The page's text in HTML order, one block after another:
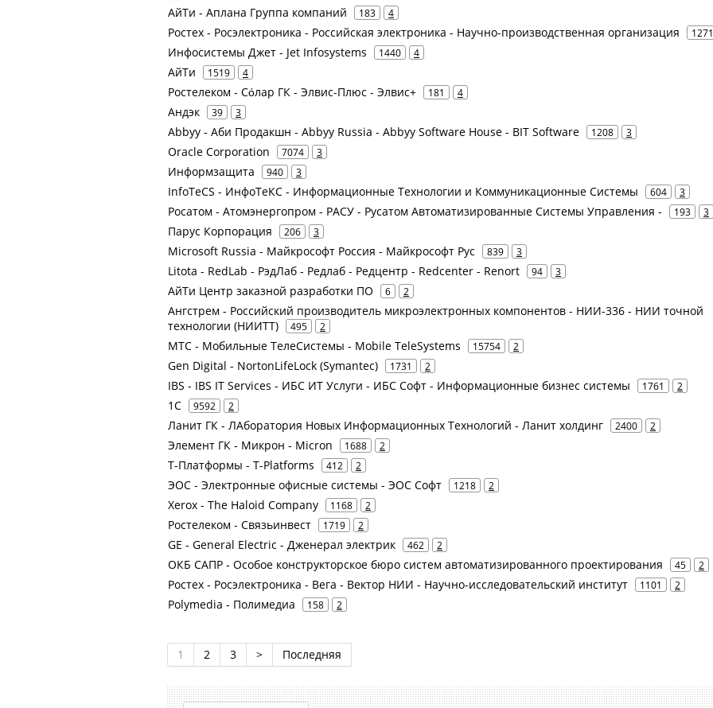
АйТи - Аплана Группа компаний 183 4
Ростех - Росэлектроника - Российская электроника - Научно-производственная организация 1271
Инфосистемы Джет - Jet Infosystems 1440 4
АйТи 1519 4
Ростелеком - Сόлар ГК - Элвис-Плюс - Элвис+ 181 4
Андэк 39 3
Abbyy - Аби Продакшн - Abbyy Russia - Abbyy Software House - BIT Software 1208 3
Oracle Corporation 7074 3
Информзащита 940 3
InfoTeCS - ИнфоТеКС - Информационные Технологии и Коммуникационные Системы 604 3
Росатом - Атомэнергопром - РАСУ - Русатом Автоматизированные Системы Управления - 193 3
Парус Корпорация 206 3
Microsoft Russia - Майкрософт Россия - Майкрософт Рус 839 3
Litota - RedLab - РэдЛаб - Редлаб - Редцентр - Redcenter - Renort 94 3
АйТи Центр заказной разработки ПО 6 2
Ангстрем - Российский производитель микроэлектронных компонентов - НИИ-336 - НИИ точной
технологии (НИИТТ)
495 2
МТС - Мобильные ТелеСистемы - Mobile TeleSystems 15754 2
Gen Digital - NortonLifeLock (Symantec) 1731 2
IBS - IBS IT Services - ИБС ИТ Услуги - ИБС Софт - Информационные бизнес системы 1761 2
1С 9592 2
Ланит ГК - ЛАборатория Новых Информационных Технологий - Ланит холдинг 2400 2
Элемент ГК - Микрон - Micron 1688 2
Т-Платформы - T-Platforms 412 2
ЭОС - Электронные офисные системы - ЭОС Софт 1218 2
Xerox - The Haloid Company 1168 2
Ростелеком - Связьинвест 1719 2
GE - General Electric - Дженерал электрик 462 2
ОКБ САПР - Особое конструкторское бюро систем автоматизированного проектирования 45 2
Ростех - Росэлектроника - Вега - Вектор НИИ - Научно-исследовательский институт 1101 2
Polymedia - Полимедиа 158 2
1 2 3 > Последняя